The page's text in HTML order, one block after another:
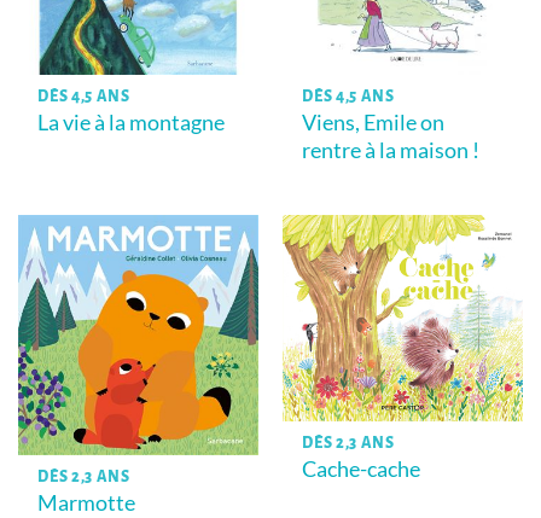
DÈS 4,5 ANS
La vie à la montagne
DÈS 4,5 ANS
Viens, Emile on
rentre à la maison !
DÈS 2,3 ANS
Marmotte
DÈS 2,3 ANS
Cache-cache